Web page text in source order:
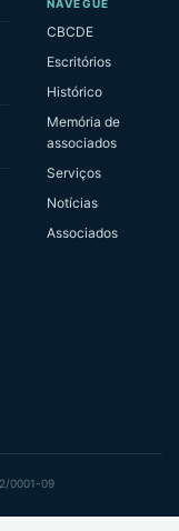
NAVEGUE
CBCDE
Escritórios
Histórico
Memória de
associados
Serviços
Notícias
Associados
0001-09